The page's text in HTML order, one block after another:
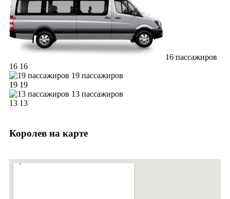
16 пассажиров
16 16
19 пассажиров
19 19
13 пассажиров
13 13
Королев на карте